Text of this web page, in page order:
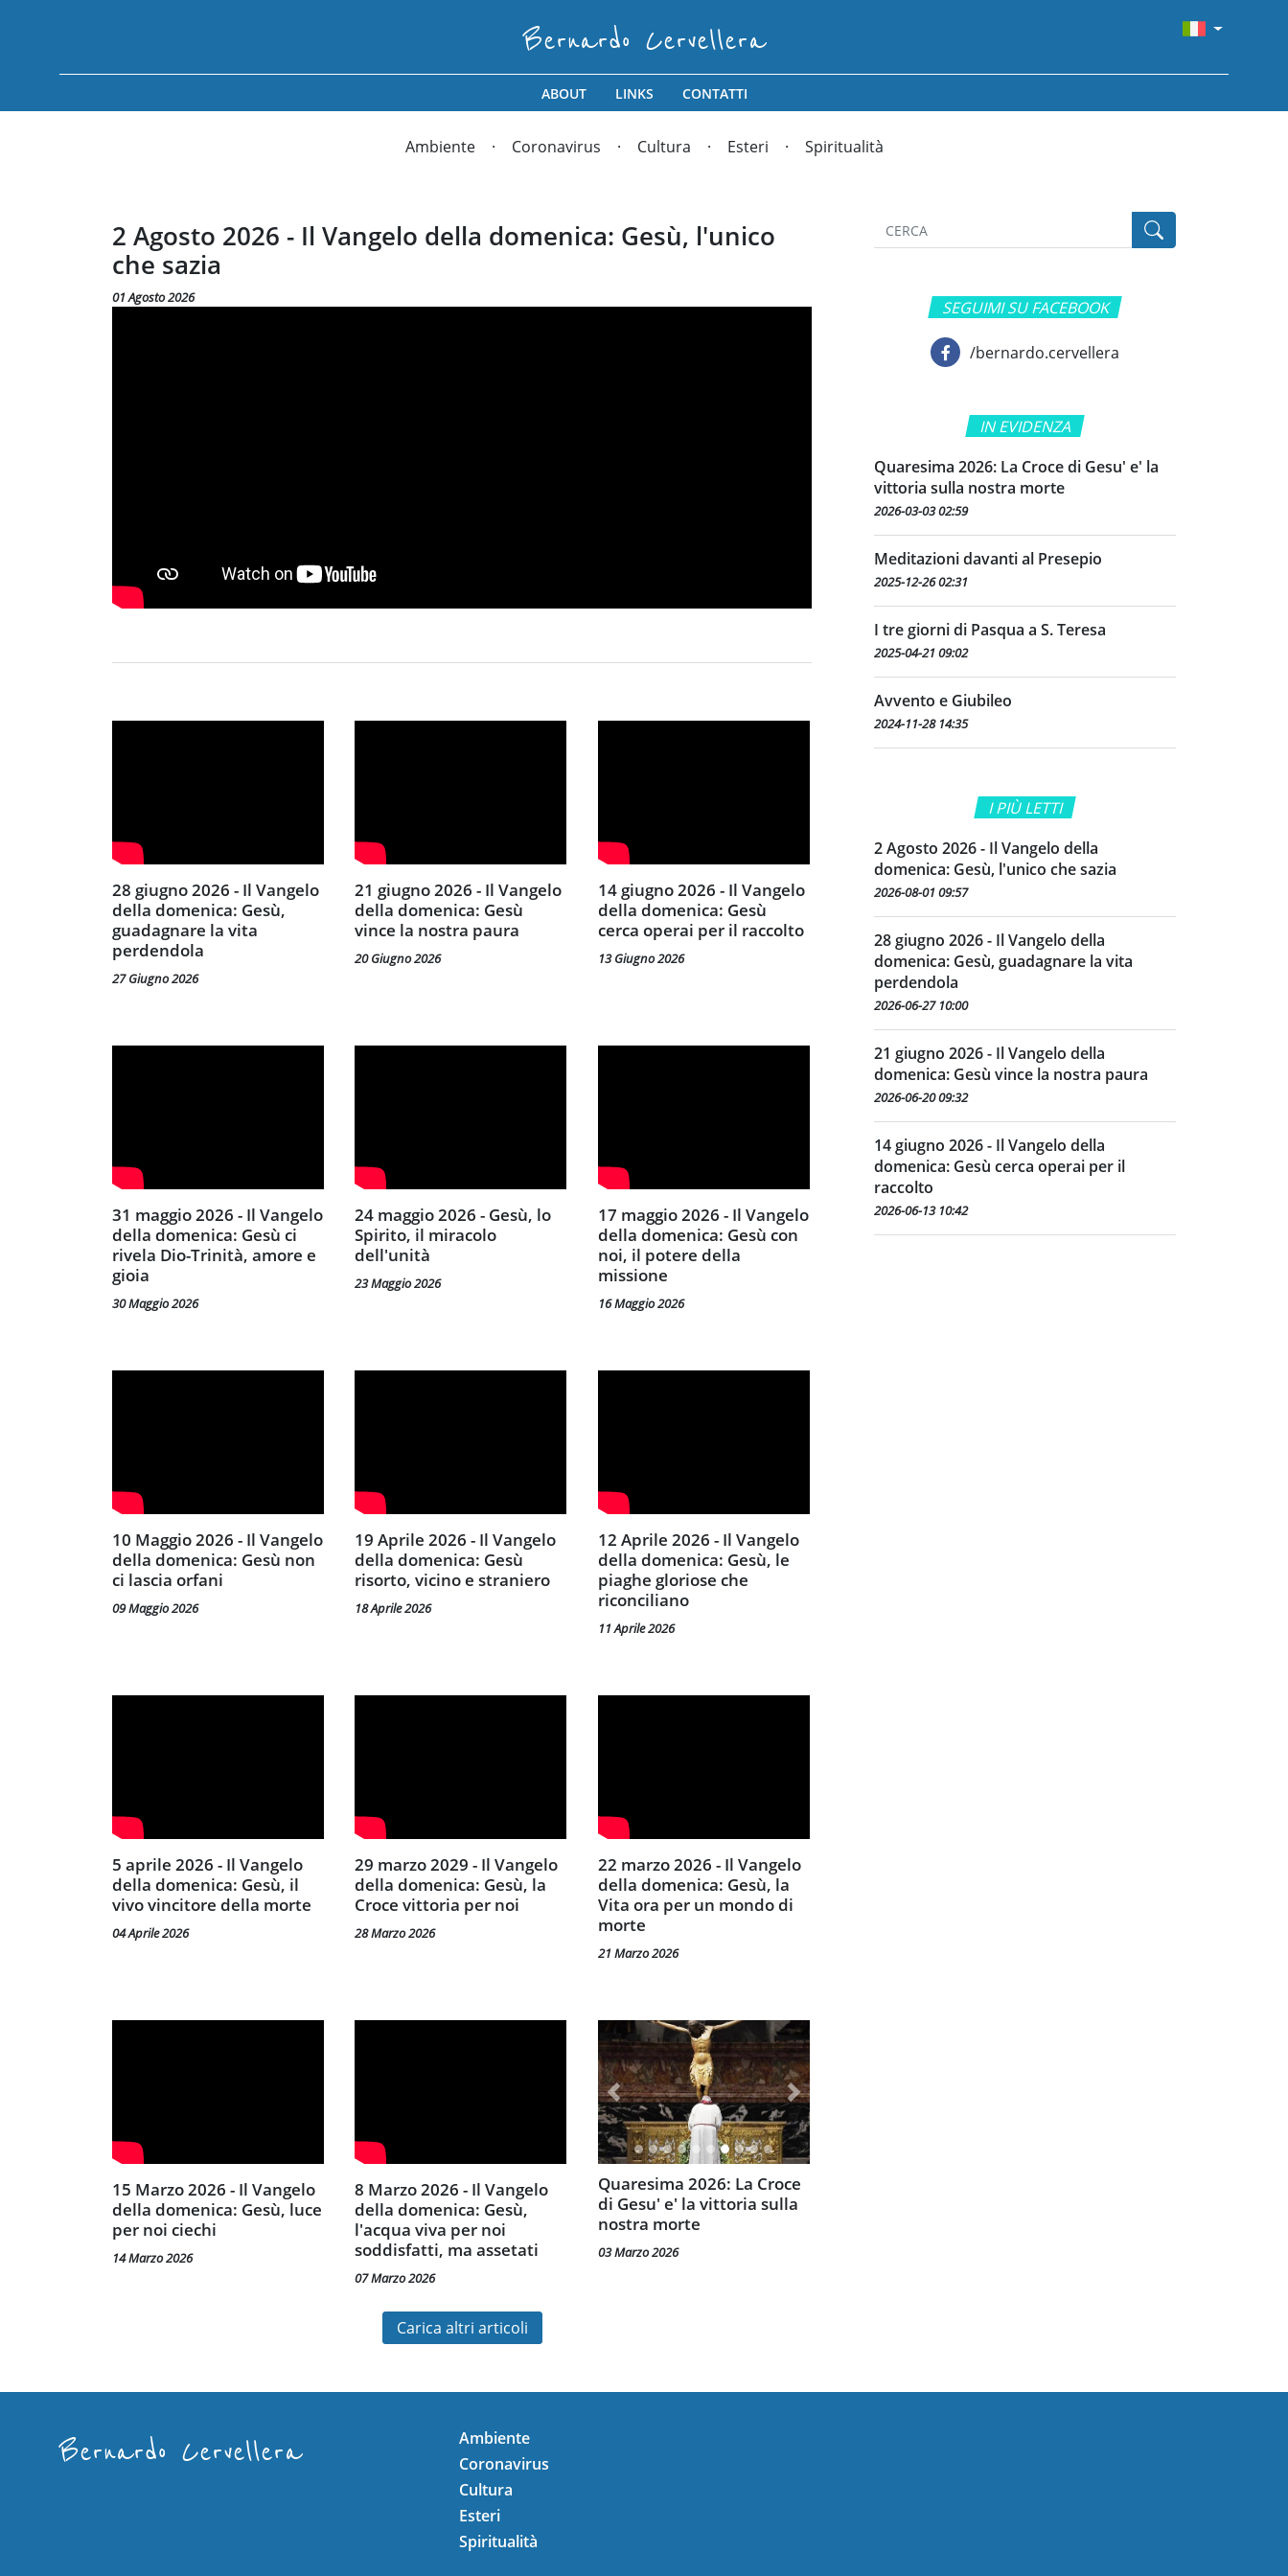
Bernardo Cervellera
ABOUT LINKS CONTATTI
Ambiente Coronavirus Cultura Esteri Spiritualità
2 Agosto 2026 - Il Vangelo della domenica: Gesù, l'unico
che sazia
01 Agosto 2026
28 giugno 2026 - Il Vangelo
della domenica: Gesù,
guadagnare la vita
perdendola
27 Giugno 2026
21 giugno 2026 - Il Vangelo
della domenica: Gesù
vince la nostra paura
20 Giugno 2026
14 giugno 2026 - Il Vangelo
della domenica: Gesù
cerca operai per il raccolto
13 Giugno 2026
31 maggio 2026 - Il Vangelo
della domenica: Gesù ci
rivela Dio-Trinità, amore e
gioia
30 Maggio 2026
24 maggio 2026 - Gesù, lo
Spirito, il miracolo
dell'unità
23 Maggio 2026
17 maggio 2026 - Il Vangelo
della domenica: Gesù con
noi, il potere della
missione
16 Maggio 2026
10 Maggio 2026 - Il Vangelo
della domenica: Gesù non
ci lascia orfani
09 Maggio 2026
19 Aprile 2026 - Il Vangelo
della domenica: Gesù
risorto, vicino e straniero
18 Aprile 2026
12 Aprile 2026 - Il Vangelo
della domenica: Gesù, le
piaghe gloriose che
riconciliano
11 Aprile 2026
5 aprile 2026 - Il Vangelo
della domenica: Gesù, il
vivo vincitore della morte
04 Aprile 2026
29 marzo 2029 - Il Vangelo
della domenica: Gesù, la
Croce vittoria per noi
28 Marzo 2026
22 marzo 2026 - Il Vangelo
della domenica: Gesù, la
Vita ora per un mondo di
morte
21 Marzo 2026
15 Marzo 2026 - Il Vangelo
della domenica: Gesù, luce
per noi ciechi
14 Marzo 2026
8 Marzo 2026 - Il Vangelo
della domenica: Gesù,
l'acqua viva per noi
soddisfatti, ma assetati
07 Marzo 2026
Quaresima 2026: La Croce
di Gesu' e' la vittoria sulla
nostra morte
03 Marzo 2026
Carica altri articoli
SEGUIMI SU FACEBOOK
/bernardo.cervellera
IN EVIDENZA
Quaresima 2026: La Croce di Gesu' e' la
vittoria sulla nostra morte
2026-03-03 02:59
Meditazioni davanti al Presepio
2025-12-26 02:31
I tre giorni di Pasqua a S. Teresa
2025-04-21 09:02
Avvento e Giubileo
2024-11-28 14:35
I PIÙ LETTI
2 Agosto 2026 - Il Vangelo della
domenica: Gesù, l'unico che sazia
2026-08-01 09:57
28 giugno 2026 - Il Vangelo della
domenica: Gesù, guadagnare la vita
perdendola
2026-06-27 10:00
21 giugno 2026 - Il Vangelo della
domenica: Gesù vince la nostra paura
2026-06-20 09:32
14 giugno 2026 - Il Vangelo della
domenica: Gesù cerca operai per il
raccolto
2026-06-13 10:42
Bernardo Cervellera
Ambiente
Coronavirus
Cultura
Esteri
Spiritualità